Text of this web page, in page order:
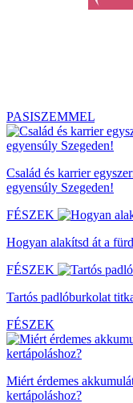
PASISZEMMEL
Család és karrier
egyensúly Szegeden!
FÉSZEK
Hogyan alakítsd át a
FÉSZEK
Tartós padlóburkolat
FÉSZEK
Miért érdemes
kertápoláshoz?